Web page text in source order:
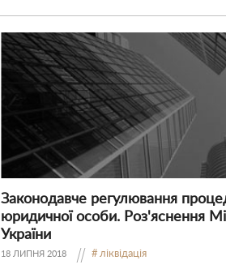
Законодавче регулювання
юридичної особи. Роз'яснення
України
18 ЛИПНЯ 2018 ліквідація